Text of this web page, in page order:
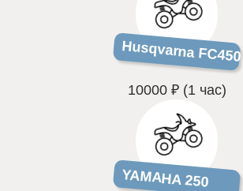
10000 ₽ (1 час)
Husqvarna FC450
YAMAHA 250